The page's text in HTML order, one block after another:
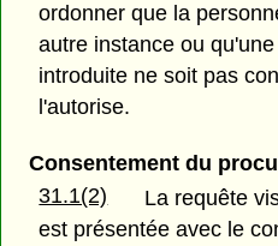
ordonner que la
autre instance ou
introduite ne soit pas
l'autorise.
Consentement du
31.1(2)
La requête
est présentée avec le